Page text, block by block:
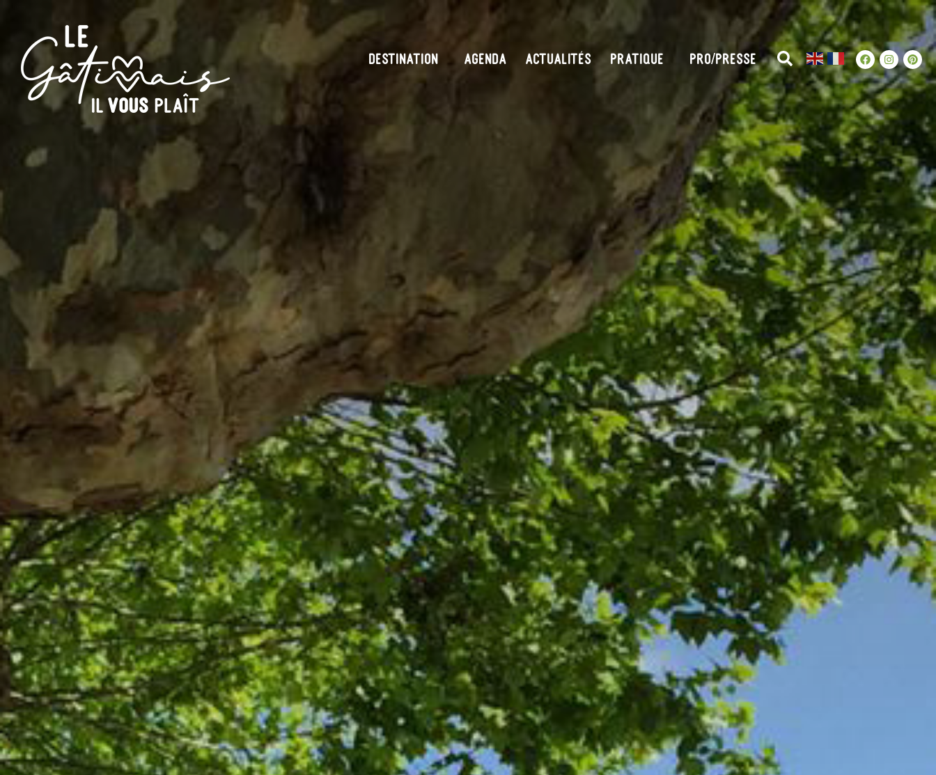
DESTINATION AGENDA ACTUALITÉS PRATIQUE PRO/PRESSE